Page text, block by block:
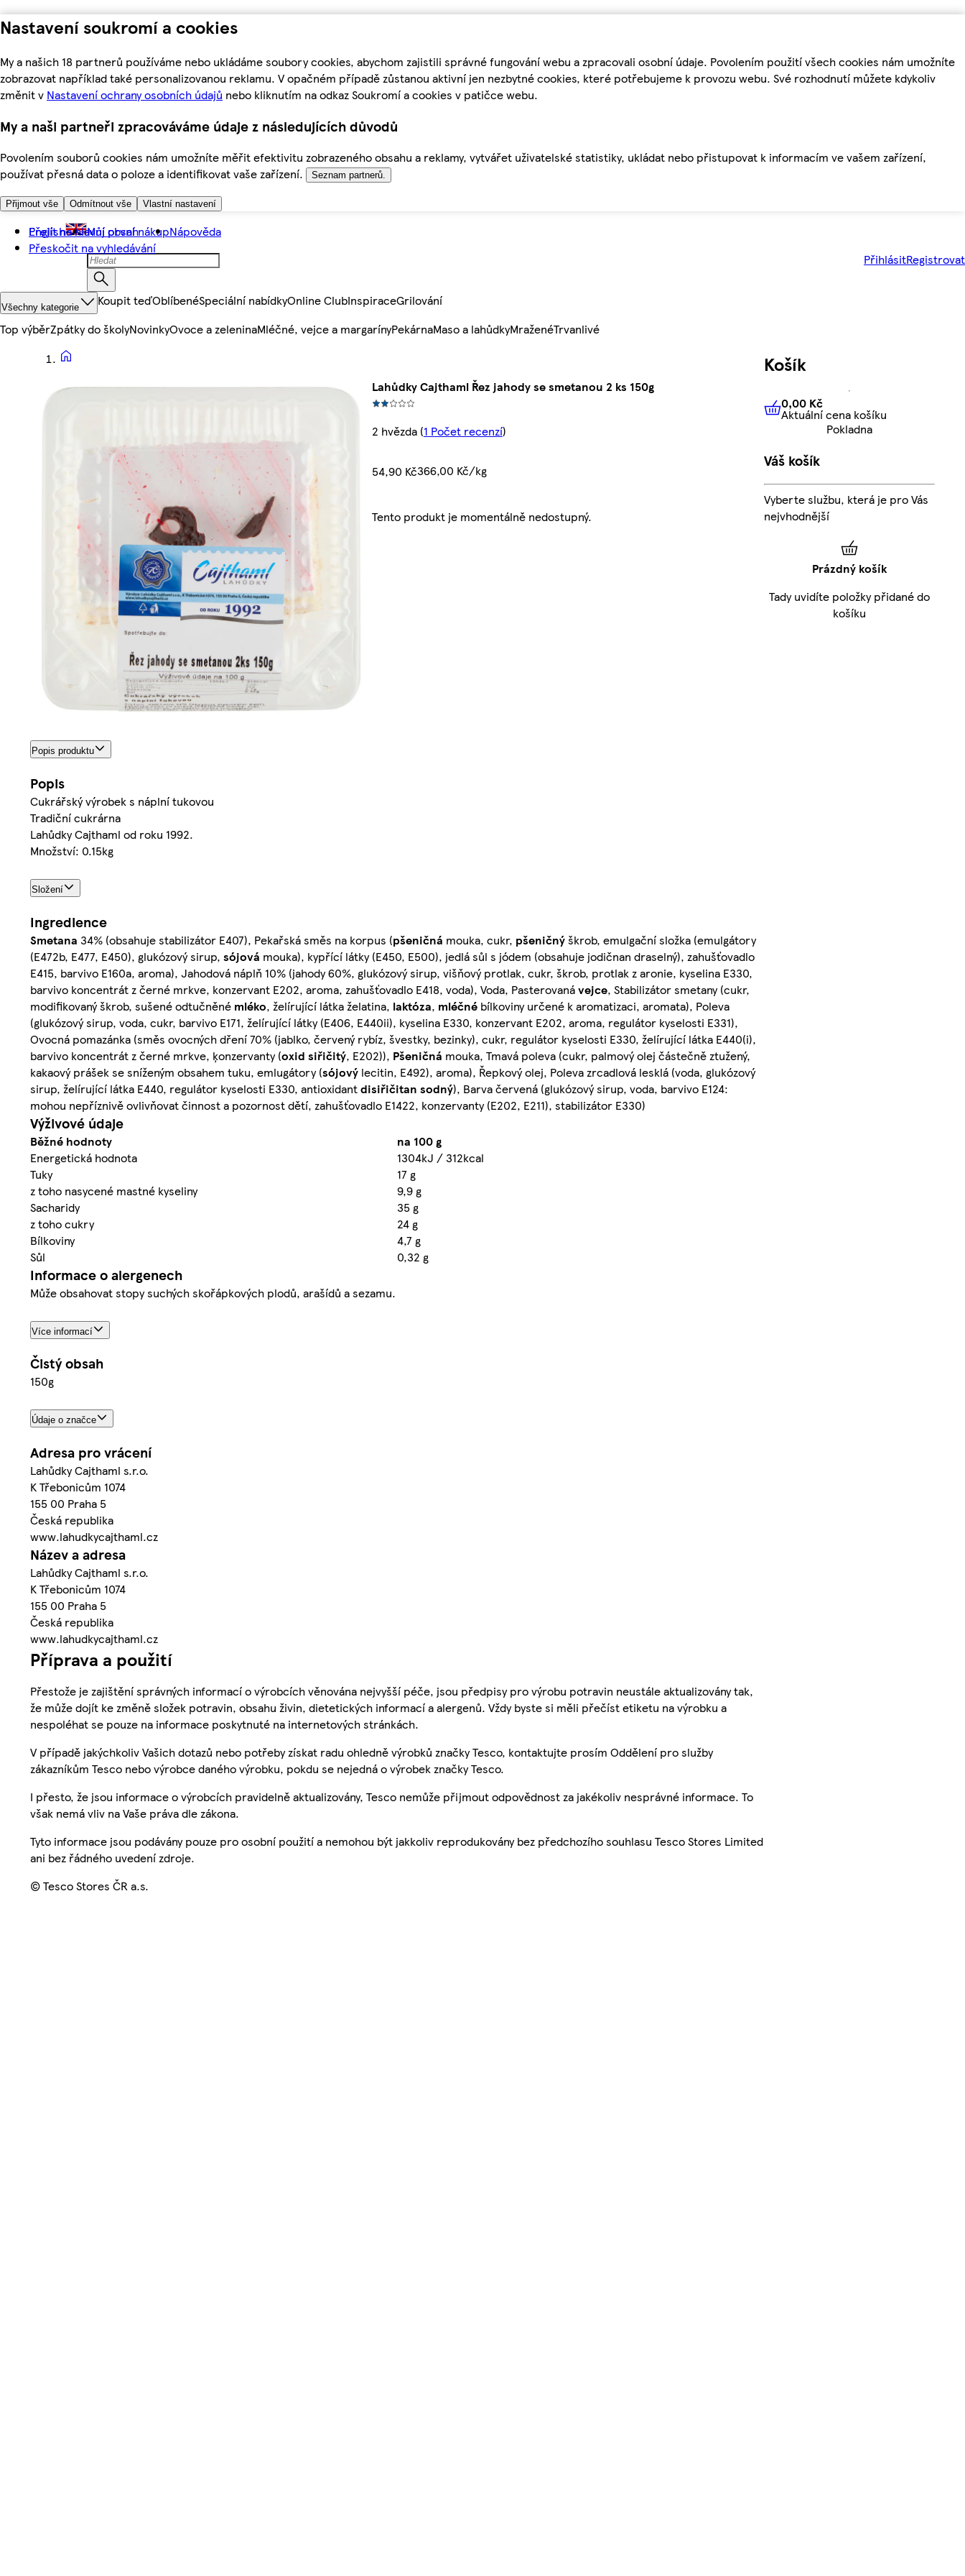
Nastavení soukromí a cookies
My a našich 18 partnerů používáme nebo ukládáme soubory cookies, abychom zajistili správné fungování webu a zpracovali osobní údaje. Povolením použití všech cookies nám umožníte
zobrazovat například také personalizovanou reklamu. V opačném případě zůstanou aktivní jen nezbytné cookies, které potřebujeme k provozu webu. Své rozhodnutí můžete kdykoliv
změnit v Nastavení ochrany osobních údajů nebo kliknutím na odkaz Soukromí a cookies v patičce webu.
My a naši partneři zpracováváme údaje z následujících důvodů
Povolením souborů cookies nám umožníte měřit efektivitu zobrazeného obsahu a reklamy, vytvářet uživatelské statistiky, ukládat nebo přistupovat k informacím ve vašem zařízení,
používat přesná data o poloze a identifikovat vaše zařízení.
Seznam partnerů.
Přijmout vše Odmítnout vše Vlastní nastavení
Přejít na hlavní obsah
Přeskočit na vyhledávání
English Můj první nákupNápověda
PřihlásitRegistrovat
Všechny kategorie Koupit teďOblíbenéSpeciální nabídkyOnline ClubInspiraceGrilování
Top výběrZpátky do školyNovinkyOvoce a zeleninaMléčné, vejce a margarínyPekárnaMaso a lahůdkyMraženéTrvanlivé
Lahůdky Cajthaml Řez jahody se smetanou 2 ks 150g
2 hvězda(1 Počet recenzí)
54,90 Kč366,00 Kč/kg
Tento produkt je momentálně nedostupný.
Popis produktu
Popis
Cukrářský výrobek s náplní tukovou
Tradiční cukrárna
Lahůdky Cajthaml od roku 1992.
Množství: 0.15kg
Složení
Ingredience
Smetana 34% (obsahuje stabilizátor E407), Pekařská směs na korpus (pšeničná mouka, cukr, pšeničnýškrob, emulgační složka (emulgátory
(E472b, E477, E450), glukózový sirup, sójová mouka), kypřící látky (E450, E500), jedlá sůl s jódem (obsahuje jodičnan draselný), zahušťovadlo
E415, barvivo E160a, aroma), Jahodová náplň 10% (jahody 60%, glukózový sirup, višňový protlak, cukr, škrob, protlak z aronie, kyselina E330,
barvivo koncentrát z černé mrkve, konzervant E202, aroma, zahušťovadlo E418, voda), Voda, Pasterovanávejce, Stabilizátor smetany (cukr,
modifikovaný škrob, sušené odtučněné mléko, želírující látka želatina, laktóza, mléčné bílkoviny určené k aromatizaci, aromata), Poleva
(glukózový sirup, voda, cukr, barvivo E171, želírující látky (E406, E440ii), kyselina E330, konzervant E202, aroma, regulátor kyselosti E331),
Ovocná pomazánka (směs ovocných dření 70% (jablko, červený rybíz, švestky, bezinky), cukr, regulátor kyselosti E330, želírující látka E440(i),
barvivo koncentrát z černé mrkve, ķonzervanty (oxid siřičitý, E202)), Pšeničná mouka, Tmavá poleva (cukr, palmový olej částečně ztužený,
kakaový prášek se sníženým obsahem tuku, emlugátory (sójový lecitin, E492), aroma), Řepkový olej, Poleva zrcadlová lesklá (voda, glukózový
sirup, želírující látka E440, regulátor kyselosti E330, antioxidantdisiřičitan sodný), Barva červená (glukózový sirup, voda, barvivo E124:
mohou nepříznivě ovlivňovat činnost a pozornost dětí, zahušťovadlo E1422, konzervanty (E202, E211), stabilizátor E330)
Výživové údaje
Běžné hodnoty
na 100 g
Energetická hodnota
1304kJ / 312kcal
Tuky
17 g
z toho nasycené mastné kyseliny
9,9 g
Sacharidy
35 g
z toho cukry
24 g
Bílkoviny
4,7 g
Sůl
0,32 g
Informace o alergenech
Může obsahovat stopy suchých skořápkových plodů, arašídů a sezamu.
Více informací
Čistý obsah
150g
Údaje o značce
Adresa pro vrácení
Lahůdky Cajthaml s.r.o.
K Třebonicům 1074
155 00 Praha 5
Česká republika
www.lahudkycajthaml.cz
Název a adresa
Lahůdky Cajthaml s.r.o.
K Třebonicům 1074
155 00 Praha 5
Česká republika
www.lahudkycajthaml.cz
Příprava a použití
Přestože je zajištění správných informací o výrobcích věnována nejvyšší péče, jsou předpisy pro výrobu potravin neustále aktualizovány tak,
že může dojít ke změně složek potravin, obsahu živin, dietetických informací a alergenů. Vždy byste si měli přečíst etiketu na výrobku a
nespoléhat se pouze na informace poskytnuté na internetových stránkách.
V případě jakýchkoliv Vašich dotazů nebo potřeby získat radu ohledně výrobků značky Tesco, kontaktujte prosím Oddělení pro služby
zákazníkům Tesco nebo výrobce daného výrobku, pokdu se nejedná o výrobek značky Tesco.
I přesto, že jsou informace o výrobcích pravidelně aktualizovány, Tesco nemůže přijmout odpovědnost za jakékoliv nesprávné informace. To
však nemá vliv na Vaše práva dle zákona.
Tyto informace jsou podávány pouze pro osobní použití a nemohou být jakkoliv reprodukovány bez předchozího souhlasu Tesco Stores Limited
ani bez řádného uvedení zdroje.
© Tesco Stores ČR a.s.
Košík
0,00 KčAktuální cena košíku
0,00 Kč
Aktuální cena košíku
Pokladna
Váš košík
Vyberte službu, která je pro Vás
nejvhodnější
Prázdný košík
Tady uvidíte položky přidané do
košíku